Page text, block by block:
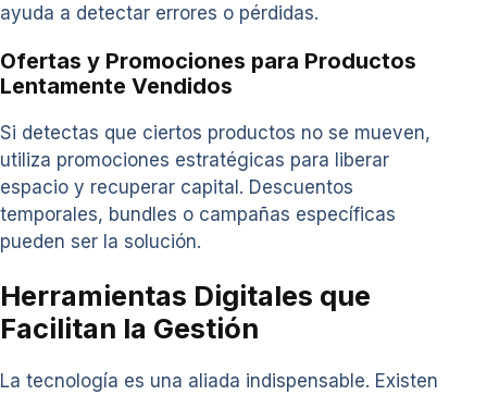
ayuda a detectar errores o pérdidas.
Ofertas y Promociones para Productos
Lentamente Vendidos
Si detectas que ciertos productos no se mueven,
utiliza promociones estratégicas para liberar
espacio y recuperar capital. Descuentos
temporales, bundles o campañas específicas
pueden ser la solución.
Herramientas Digitales que
Facilitan la Gestión
La tecnología es una aliada indispensable. Existen